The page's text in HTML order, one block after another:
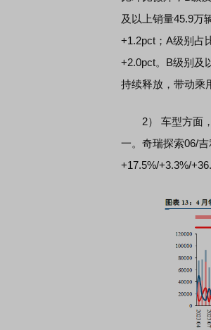
及以上销量45.9万
+1.2pct；A级别占
+2.0pct。B级别及
持续释放，带动乘
2） 车型方面，
一。奇瑞探索06/
+17.5%/+3.3%/